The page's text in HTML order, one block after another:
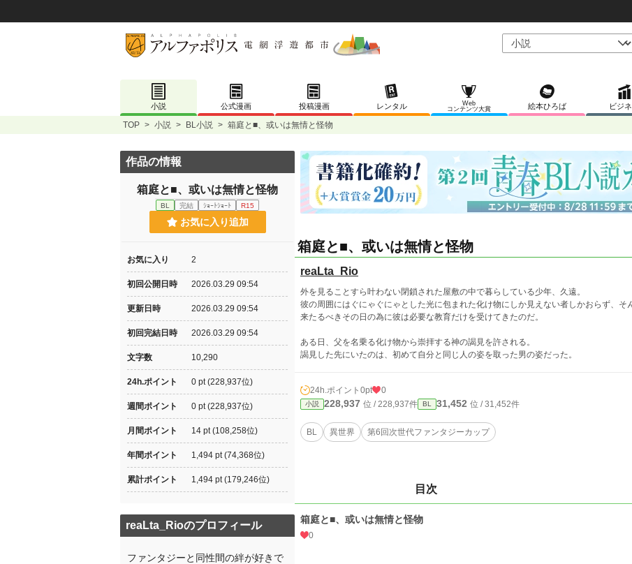
小説 公式漫画 投稿漫画 レンタル
Web
コンテンツ大賞
絵本ひろば ビジ
TOP > 小説 > BL小説 > 箱庭と■、或いは無情と怪物
箱庭と■、或いは無情と怪物
reaLta_Rio
外を見ることすら叶わない閉鎖された屋敷の中で暮らしている少年、久遠。
彼の周囲にはぐにゃぐにゃとした光に包まれた化け物にしか見えない者しかおらず、そ
来たるべきその日の為に彼は必要な教育だけを受けてきたのだ。
ある日、父を名乗る化け物から崇拝する神の謁見を許される。
謁見した先にいたのは、初めて自分と同じ人の姿を取った男の姿だった。
24h.ポイント 0pt 0
小説 228,937 位 / 228,937件 BL 31,452 位 / 31,452件
BL 異世界 第6回次世代ファンタジーカップ
目次
箱庭と■、或いは無情と怪物
0
作品の情報
箱庭と■、或いは無情と怪物
BL 完結 ｼｮｰﾄｼｮｰﾄ R15
お気に入り追加
お気に入り 2
初回公開日時 2026.03.29 09:54
更新日時 2026.03.29 09:54
初回完結日時 2026.03.29 09:54
文字数 10,290
24h.ポイント 0 pt (228,937位)
週間ポイント 0 pt (228,937位)
月間ポイント 14 pt (108,258位)
年間ポイント 1,494 pt (74,368位)
累計ポイント 1,494 pt (179,246位)
reaLta_Rioのプロフィール
ファンタジーと同性間の絆が好きで